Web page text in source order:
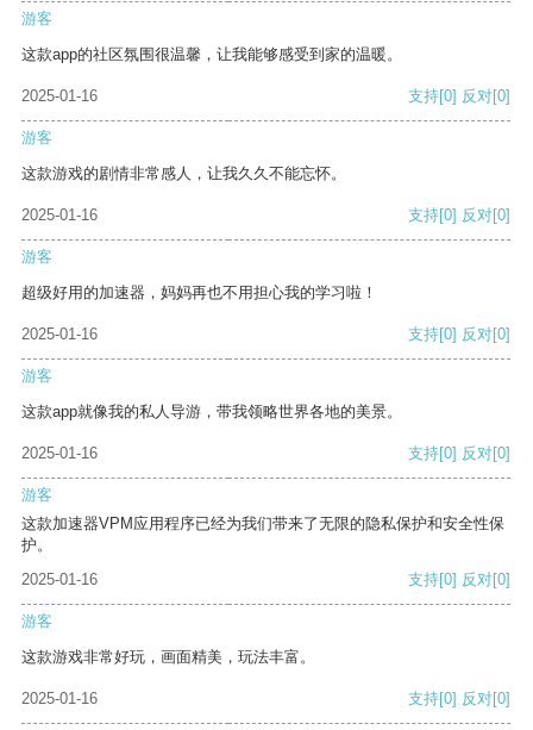
游客
这款app的社区氛围很温馨，让我能够感受到家的温暖。
2025-01-16 支持[0] 反对[0]
游客
这款游戏的剧情非常感人，让我久久不能忘怀。
2025-01-16 支持[0] 反对[0]
游客
超级好用的加速器，妈妈再也不用担心我的学习啦！
2025-01-16 支持[0] 反对[0]
游客
这款app就像我的私人导游，带我领略世界各地的美景。
2025-01-16 支持[0] 反对[0]
游客
这款加速器VPM应用程序已经为我们带来了无限的隐私保护和安全性保
护。
2025-01-16
支持[0] 反对[0]
游客
这款游戏非常好玩，画面精美，玩法丰富。
2025-01-16 支持[0] 反对[0]